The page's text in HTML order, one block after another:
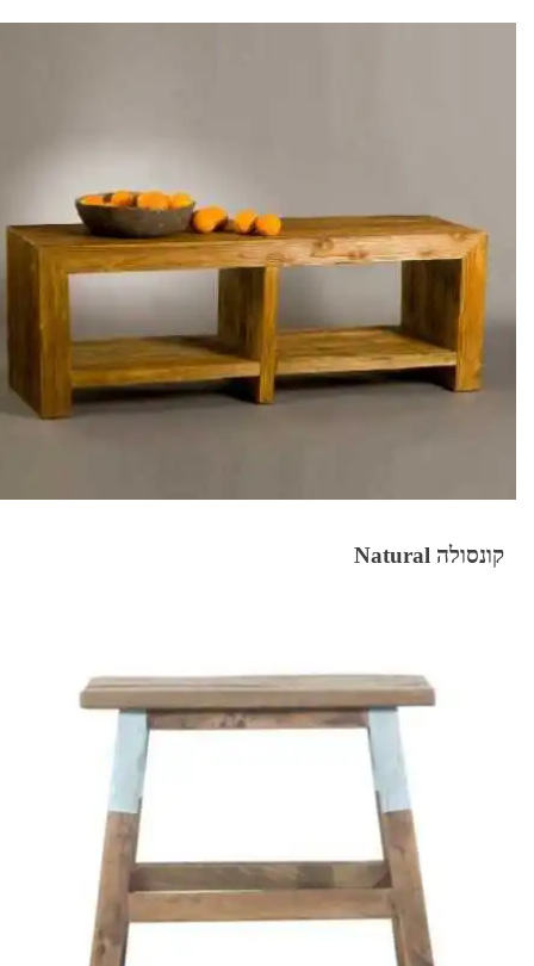
קונסולה Natural